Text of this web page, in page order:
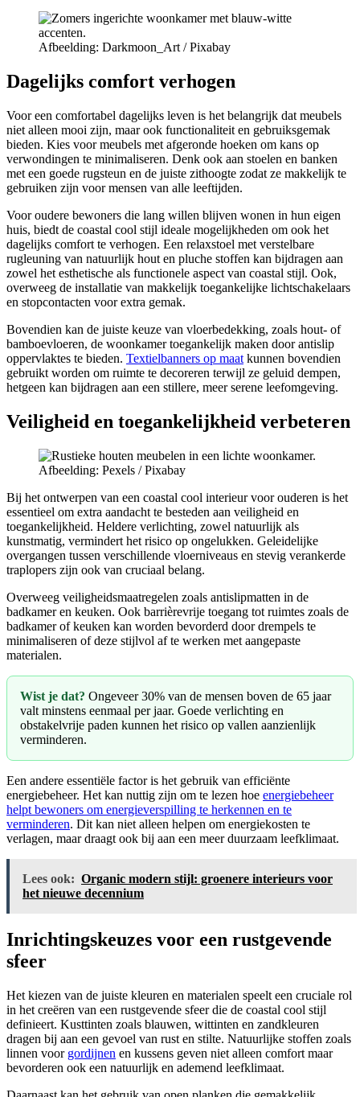
Afbeelding: Darkmoon_Art / Pixabay
Dagelijks comfort verhogen
Voor een comfortabel dagelijks leven is het belangrijk dat meubels
niet alleen mooi zijn, maar ook functionaliteit en gebruiksgemak
bieden. Kies voor meubels met afgeronde hoeken om kans op
verwondingen te minimaliseren. Denk ook aan stoelen en banken
met een goede rugsteun en de juiste zithoogte zodat ze makkelijk te
gebruiken zijn voor mensen van alle leeftijden.
Voor oudere bewoners die lang willen blijven wonen in hun eigen
huis, biedt de coastal cool stijl ideale mogelijkheden om ook het
dagelijks comfort te verhogen. Een relaxstoel met verstelbare
rugleuning van natuurlijk hout en pluche stoffen kan bijdragen aan
zowel het esthetische als functionele aspect van coastal stijl. Ook,
overweeg de installatie van makkelijk toegankelijke lichtschakelaars
en stopcontacten voor extra gemak.
Bovendien kan de juiste keuze van vloerbedekking, zoals hout- of
bamboevloeren, de woonkamer toegankelijk maken door antislip
oppervlaktes te bieden. Textielbanners op maat kunnen bovendien
gebruikt worden om ruimte te decoreren terwijl ze geluid dempen,
hetgeen kan bijdragen aan een stillere, meer serene leefomgeving.
Veiligheid en toegankelijkheid verbeteren
Afbeelding: Pexels / Pixabay
Bij het ontwerpen van een coastal cool interieur voor ouderen is het
essentieel om extra aandacht te besteden aan veiligheid en
toegankelijkheid. Heldere verlichting, zowel natuurlijk als
kunstmatig, vermindert het risico op ongelukken. Geleidelijke
overgangen tussen verschillende vloerniveaus en stevig verankerde
traplopers zijn ook van cruciaal belang.
Overweeg veiligheidsmaatregelen zoals antislipmatten in de
badkamer en keuken. Ook barrièrevrije toegang tot ruimtes zoals de
badkamer of keuken kan worden bevorderd door drempels te
minimaliseren of deze stijlvol af te werken met aangepaste
materialen.
Wist je dat? Ongeveer 30% van de mensen boven de 65 jaar
valt minstens eenmaal per jaar. Goede verlichting en
obstakelvrije paden kunnen het risico op vallen aanzienlijk
verminderen.
Een andere essentiële factor is het gebruik van efficiënte
energiebeheer. Het kan nuttig zijn om te lezen hoe energiebeheer
helpt bewoners om energieverspilling te herkennen en te
verminderen. Dit kan niet alleen helpen om energiekosten te
verlagen, maar draagt ook bij aan een meer duurzaam leefklimaat.
Lees ook: Organic modern stijl: groenere interieurs voor
het nieuwe decennium
Inrichtingskeuzes voor een rustgevende
sfeer
Het kiezen van de juiste kleuren en materialen speelt een cruciale rol
in het creëren van een rustgevende sfeer die de coastal cool stijl
definieert. Kusttinten zoals blauwen, wittinten en zandkleuren
dragen bij aan een gevoel van rust en stilte. Natuurlijke stoffen zoals
linnen voor gordijnen en kussens geven niet alleen comfort maar
bevorderen ook een natuurlijk en ademend leefklimaat.